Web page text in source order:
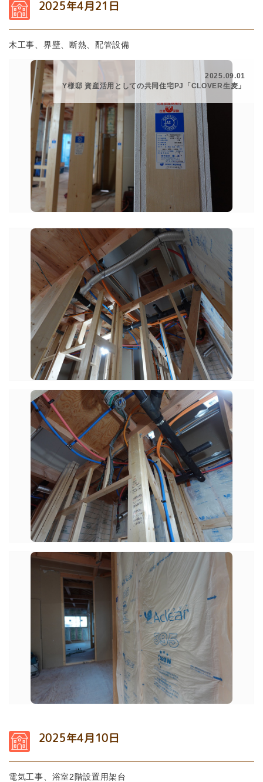
2025年4月21日
木工事、界壁、断熱、配管設備
2025.09.01
Y様邸 資産活用としての共同住宅PJ「CLOVER生麦」
2025年4月10日
電気工事、浴室2階設置用架台